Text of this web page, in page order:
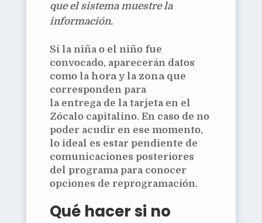
que el sistema muestre la
información.
Si la niña o el niño fue
convocado, aparecerán datos
como la horay la zonaque
corresponden para
la entrega de la tarjeta en el
Zócalo capitalino. En caso de no
poder acudir en ese momento,
lo ideal es estar pendiente de
comunicaciones posteriores
del programa para conocer
opciones de reprogramación.
Qué hacer si no